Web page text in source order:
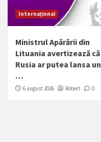
Internațional
Ministrul Apărării din
Lituania avertizează că
Rusia ar putea lansa un
…
6 august 2026 Robert 0